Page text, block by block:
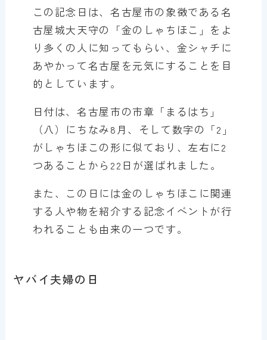
この記念日は、名古屋市の象徴である名
古屋城大天守の「金のしゃちほこ」をよ
り多くの人に知ってもらい、金シャチに
あやかって名古屋を元気にすることを目
的としています。
日付は、名古屋市の市章「まるはち」
（八）にちなみ8月、そして数字の「2」
がしゃちほこの形に似ており、左右に2
つあることから22日が選ばれました。
また、この日には金のしゃちほこに関連
する人や物を紹介する記念イベントが行
われることも由来の一つです。
ヤバイ夫婦の日